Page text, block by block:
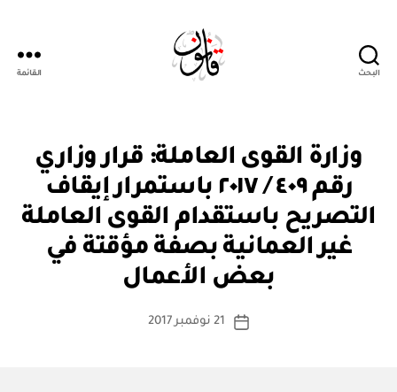
البحث القائمة
التصنيفات
وزارة القوى العاملة: قرار وزاري
رقم ٤٠٩ / ٢٠١٧ باستمرار إيقاف
التصريح باستقدام القوى العاملة
غير العمانية بصفة مؤقتة في
بعض الأعمال
كاتب
بو
س
ة
تاريخ
21 نوفمبر 2017